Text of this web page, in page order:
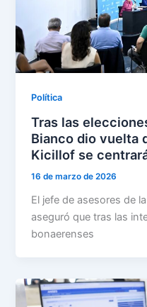
Política
Tras las
Bianco dio vuelta
Kicillof se
16 de marzo de 2026
El jefe de asesores de
aseguró que tras las
bonaerenses